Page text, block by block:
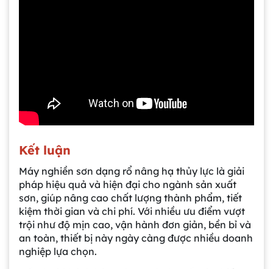
Kết luận
Máy nghiền sơn dạng rổ nâng hạ thủy lực là giải
pháp hiệu quả và hiện đại cho ngành sản xuất
sơn, giúp nâng cao chất lượng thành phẩm, tiết
kiệm thời gian và chi phí. Với nhiều ưu điểm vượt
trội như độ mịn cao, vận hành đơn giản, bền bỉ và
an toàn, thiết bị này ngày càng được nhiều doanh
nghiệp lựa chọn.